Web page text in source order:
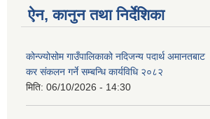
ऐन, कानुन तथा निर्देशिका
कोन्ज्योसोम गाउँपालिकाको नदिजन्य पदार्थ अमानतबाट
कर संकलन गर्ने सम्बन्धि कार्यविधि २०८२
मिति: 06/10/2026 - 14:30